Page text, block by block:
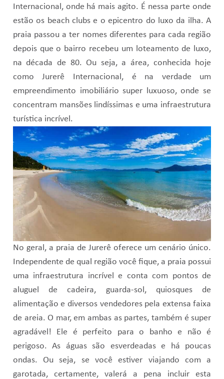
Internacional, onde há mais agito. É nessa parte onde
estão os beach clubs e o epicentro do luxo da ilha. A
praia passou a ter nomes diferentes para cada região
depois que o bairro recebeu um loteamento de luxo,
na década de 80. Ou seja, a área, conhecida hoje
como Jurerê Internacional, é na verdade um
empreendimento imobiliário super luxuoso, onde se
concentram mansões lindíssimas e uma infraestrutura
turística incrível.
No geral, a praia de Jurerê oferece um cenário único.
Independente de qual região você fique, a praia possui
uma infraestrutura incrível e conta com pontos de
aluguel de cadeira, guarda-sol, quiosques de
alimentação e diversos vendedores pela extensa faixa
de areia. O mar, em ambas as partes, também é super
agradável! Ele é perfeito para o banho e não é
perigoso. As águas são esverdeadas e há poucas
ondas. Ou seja, se você estiver viajando com a
garotada, certamente, valerá a pena incluir esta